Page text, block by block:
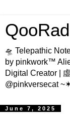
🛸 Telepathic
by pinkwork™
Digital Creator |
@pinkversecat
June 7, 2025